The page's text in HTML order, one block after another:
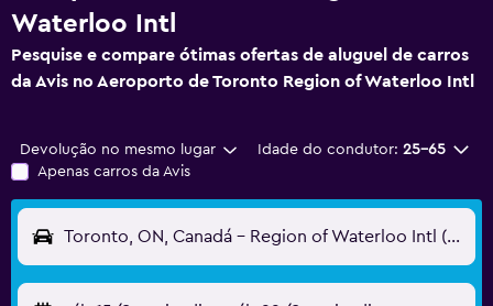
Waterloo Intl
Pesquise e compare ótimas ofertas de aluguel de carros
da Avis no Aeroporto de Toronto Region of Waterloo Intl
Devolução no mesmo lugar Idade do condutor: 25-65
Apenas carros da Avis
Toronto, ON, Canadá - Region of Waterloo Intl (YKF)